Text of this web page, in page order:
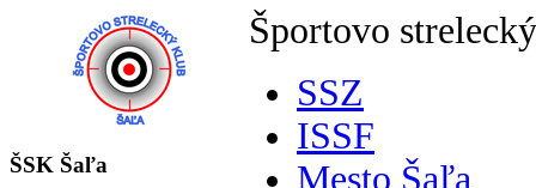
ŠSK Šaľa
Športovo
SSZ
ISSF
Mesto Šaľa